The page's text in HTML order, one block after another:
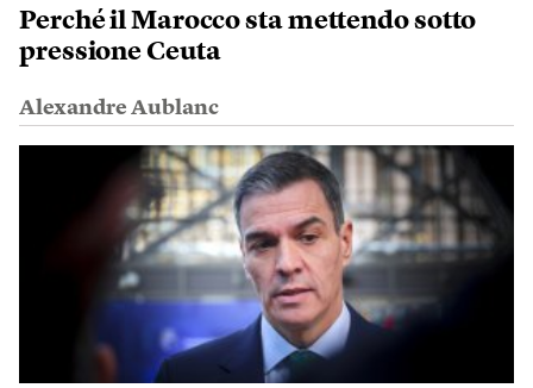
Perché il Marocco sta mettendo sotto
pressione Ceuta
Alexandre Aublanc